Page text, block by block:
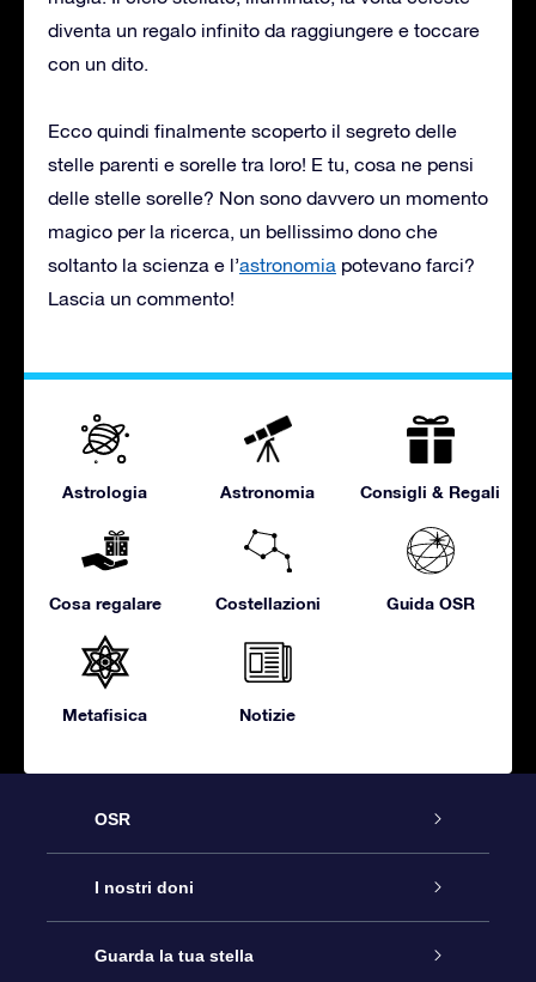
diventa un regalo infinito da raggiungere e toccare
con un dito.
Ecco quindi finalmente scoperto il segreto delle
stelle parenti e sorelle tra loro! E tu, cosa ne pensi
delle stelle sorelle? Non sono davvero un momento
magico per la ricerca, un bellissimo dono che
soltanto la scienza e l’astronomia potevano farci?
Lascia un commento!
Astrologia Astronomia Consigli & Regali
Cosa regalare Costellazioni Guida OSR
Metafisica Notizie
OSR
Assistenza
Contattaci
I nostri doni
Online Star Gift
Guarda la tua stella